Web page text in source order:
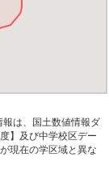
は、国土数値情報ダ
】及び中学校区デー
現在の学区域と異な